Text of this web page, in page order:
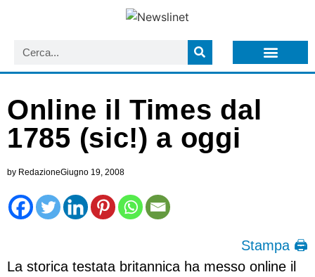
Online il Times dal
1785 (sic!) a oggi
by RedazioneGiugno 19, 2008
Stampa 🖨
La storica testata britannica ha messo online il